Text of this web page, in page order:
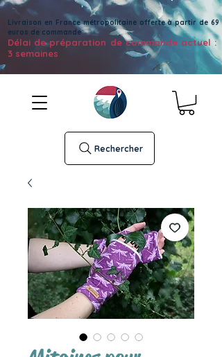
Livraison en France métropolitaine offerte à partir de 69
euros de commande
Délai de préparation de commande actuel :
3 semaines
Rechercher